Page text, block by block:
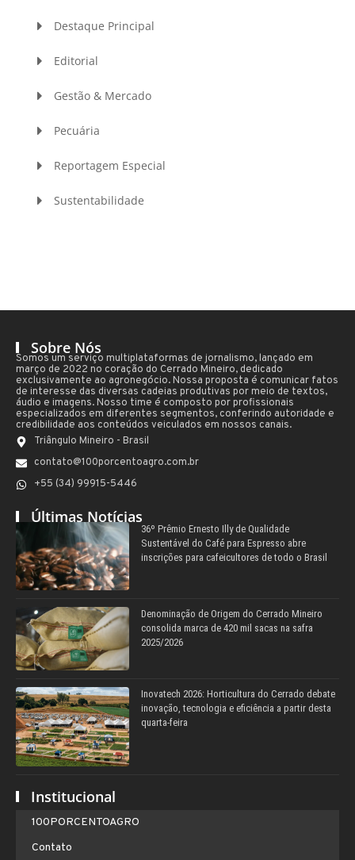
Destaque Principal
Editorial
Gestão & Mercado
Pecuária
Reportagem Especial
Sustentabilidade
Sobre Nós
Somos um serviço multiplataformas de jornalismo, lançado em
março de 2022 no coração do Cerrado Mineiro, dedicado
exclusivamente ao agronegócio. Nossa proposta é comunicar fatos
de interesse das diversas cadeias produtivas por meio de textos,
áudio e imagens. Nosso time é composto por profissionais
especializados em diferentes segmentos, conferindo autoridade e
credibilidade aos conteúdos veiculados em nossos canais.
Triângulo Mineiro - Brasil
contato@100porcentoagro.com.br
+55 (34) 99915-5446
Últimas Notícias
36º Prêmio Ernesto Illy de Qualidade
Sustentável do Café para Espresso abre
inscrições para cafeicultores de todo o Brasil
Denominação de Origem do Cerrado Mineiro
consolida marca de 420 mil sacas na safra
2025/2026
Inovatech 2026: Horticultura do Cerrado debate
inovação, tecnologia e eficiência a partir desta
quarta-feira
Institucional
100PORCENTOAGRO
Contato